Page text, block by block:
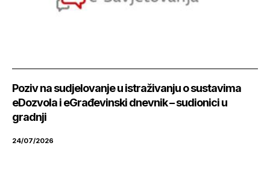
Poziv na sudjelovanje u istraživanju o sustavima
eDozvola i eGrađevinski dnevnik – sudionici u
gradnji
24/07/2026